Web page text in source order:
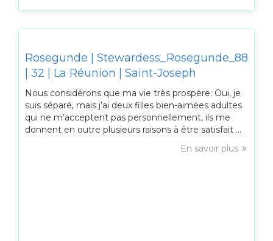
Rosegunde | Stewardess_Rosegunde_88
| 32 | La Réunion | Saint-Joseph
Nous considérons que ma vie très prospère: Oui, je
suis séparé, mais j’ai deux filles bien-aimées adultes
qui ne m’acceptent pas personnellement, ils me
donnent en outre plusieurs raisons à être satisfait ...
En savoir plus